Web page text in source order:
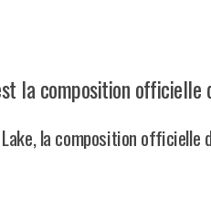
la composition officielle
la composition officielle